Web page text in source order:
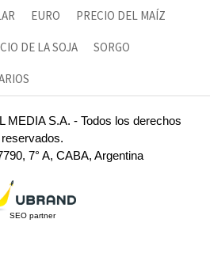
EURO PRECIO DEL MAÍZ
DE LA SOJA SORGO
MEDIA S.A. - Todos los derechos
reservados.
7° A, CABA, Argentina
SEO partner